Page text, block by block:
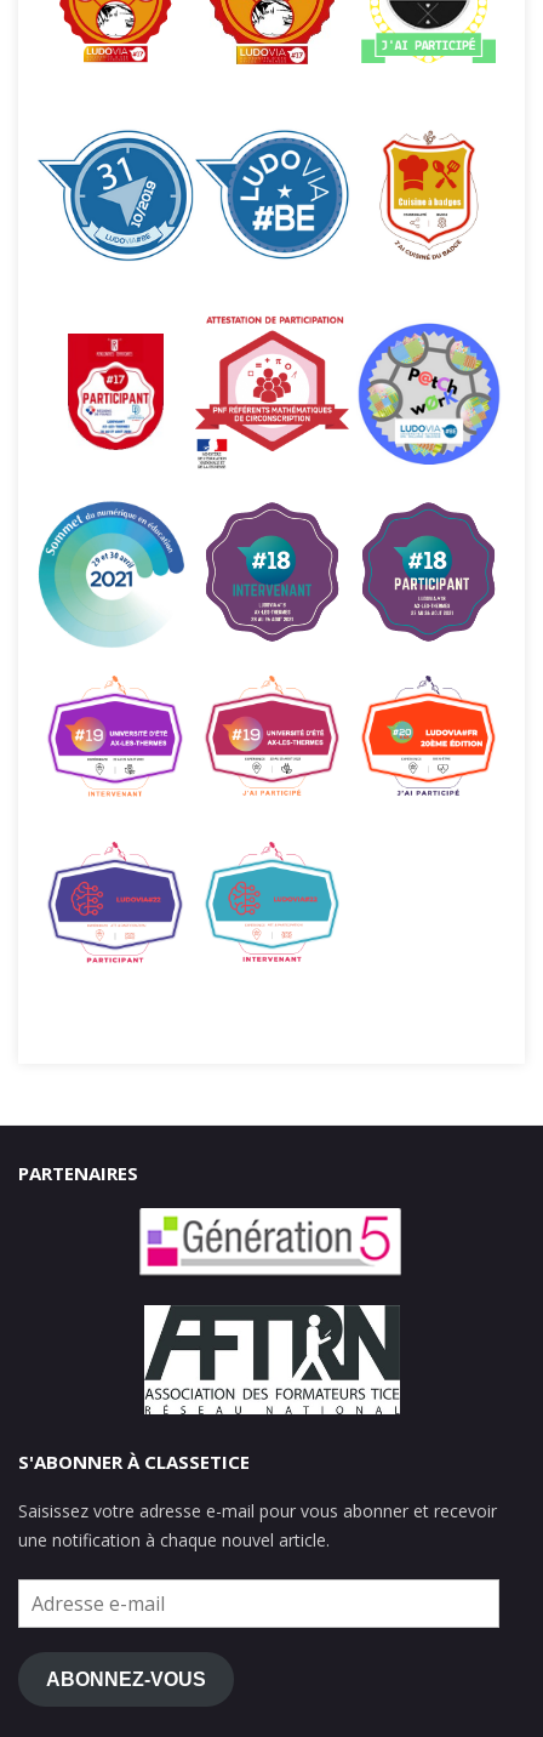
PARTENAIRES
S'ABONNER À CLASSETICE
Saisissez votre adresse e-mail pour vous abonner et recevoir
une notification à chaque nouvel article.
Adresse
e-
mail
ABONNEZ-VOUS